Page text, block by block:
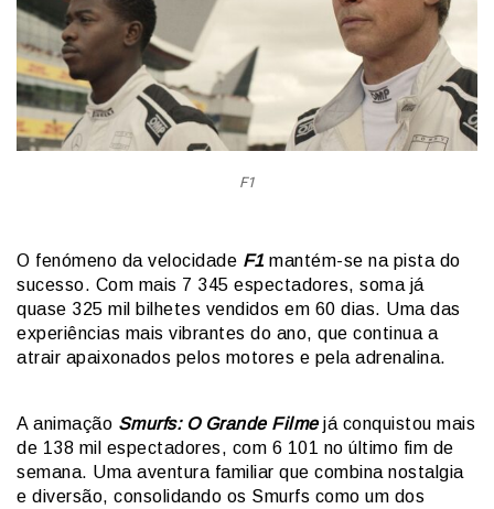
F1
O fenómeno da velocidade F1 mantém-se na pista do
sucesso. Com mais 7 345 espectadores, soma já
quase 325 mil bilhetes vendidos em 60 dias. Uma das
experiências mais vibrantes do ano, que continua a
atrair apaixonados pelos motores e pela adrenalina.
A animação Smurfs: O Grande Filmejá conquistou mais
de 138 mil espectadores, com 6 101 no último fim de
semana. Uma aventura familiar que combina nostalgia
e diversão, consolidando os Smurfs como um dos